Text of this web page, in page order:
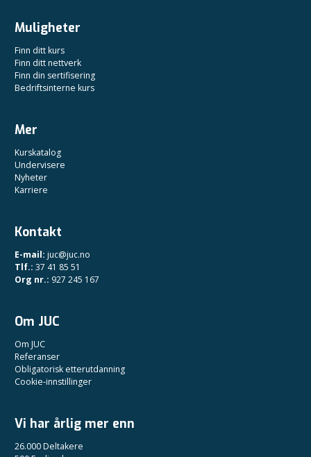
Muligheter
Finn ditt kurs
Finn ditt nettverk
Finn din sertifisering
Bedriftsinterne kurs
Mer
Kurskatalog
Undervisere
Nyheter
Karriere
Kontakt
E-mail: juc@juc.no
Tlf.: 37 41 85 51
Org nr.: 927 245 167
Om JUC
Om JUC
Referanser
Obligatorisk etterutdanning
Cookie-innstillinger
Vi har årlig mer enn
26.000 Deltakere